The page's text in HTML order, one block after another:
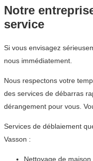
Notre
service
Si vous envisagez
nous immédiatement.
Nous respectons votre
des services de débarras
dérangement pour vous.
Services de déblaiement
Vasson :
Nettoyage de maison